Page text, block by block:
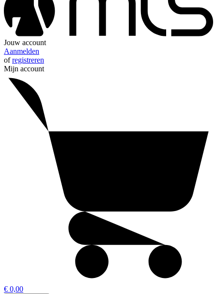
Jouw account
Aanmelden
ofregistreren
Mijn account
€ 0,00